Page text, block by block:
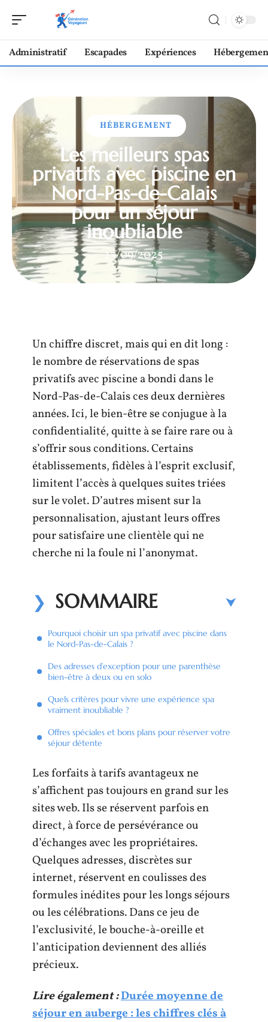
Administratif Escapades Expériences
HÉBERGEMENT
Les meilleurs spas
privatifs avec piscine en
Nord-Pas-de-Calais
pour un séjour
inoubliable
13/09/2025
Un chiffre discret, mais qui en dit long :
le nombre de réservations de spas
privatifs avec piscine a bondi dans le
Nord-Pas-de-Calais ces deux dernières
années. Ici, le bien-être se conjugue à la
confidentialité, quitte à se faire rare ou à
s’offrir sous conditions. Certains
établissements, fidèles à l’esprit exclusif,
limitent l’accès à quelques suites triées
sur le volet. D’autres misent sur la
personnalisation, ajustant leurs offres
pour satisfaire une clientèle qui ne
cherche ni la foule ni l’anonymat.
SOMMAIRE
Pourquoi choisir un spa privatif avec piscine dans
le Nord-Pas-de-Calais ?
Des adresses d’exception pour une parenthèse
bien-être à deux ou en solo
Quels critères pour vivre une expérience spa
vraiment inoubliable ?
Offres spéciales et bons plans pour réserver votre
séjour détente
Les forfaits à tarifs avantageux ne
s’affichent pas toujours en grand sur les
sites web. Ils se réservent parfois en
direct, à force de persévérance ou
d’échanges avec les propriétaires.
Quelques adresses, discrètes sur
internet, réservent en coulisses des
formules inédites pour les longs séjours
ou les célébrations. Dans ce jeu de
l’exclusivité, le bouche-à-oreille et
l’anticipation deviennent des alliés
précieux.
Lire également :Durée moyenne de
séjour en auberge : les chiffres clés à